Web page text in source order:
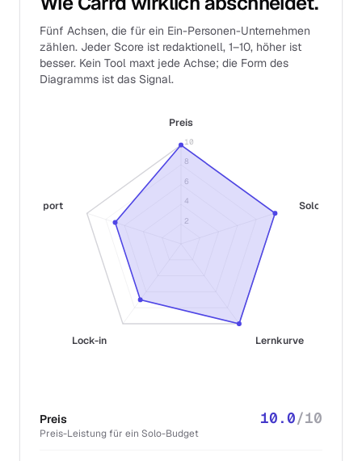
Fünf Achsen, die für ein Ein-Personen-Unternehmen
zählen. Jeder Score ist redaktionell, 1–10, höher ist
besser. Kein Tool maxt jede Achse; die Form des
Diagramms ist das Signal.
2
4
6
8
10
Preis
Solo-Fit
Lernkurve
Lock-in
Support
Preis
Preis-Leistung für ein Solo-Budget
10.0/10